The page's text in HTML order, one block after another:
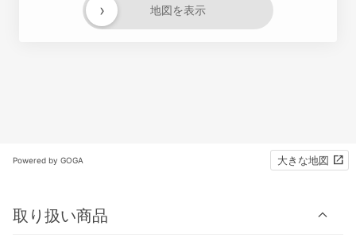
地図を表示
›
Powered by GOGA 大きな地図
取り扱い商品